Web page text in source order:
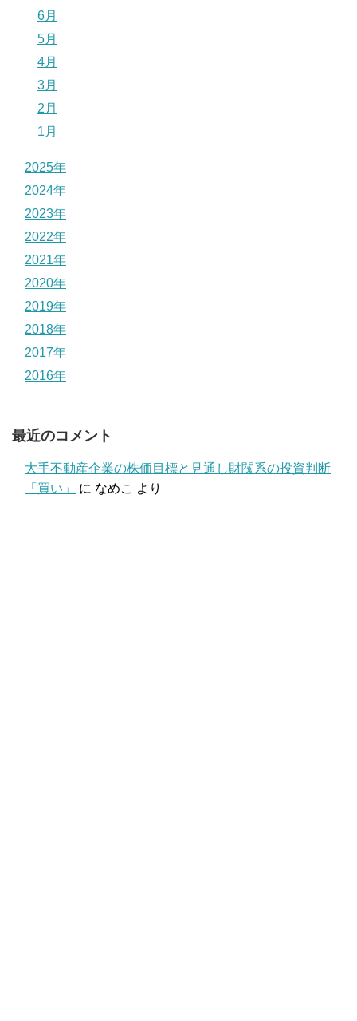
6月
5月
4月
3月
2月
1月
2025年
2024年
2023年
2022年
2021年
2020年
2019年
2018年
2017年
2016年
最近のコメント
大手不動産企業の株価目標と見通し財閥系の投資判断
「買い」
に なめこ より